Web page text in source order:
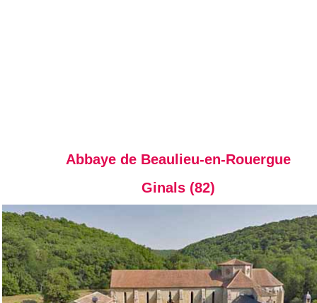
Abbaye de Beaulieu-en-Rouergue
Ginals (82)